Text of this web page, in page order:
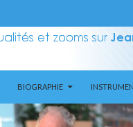
BIOGRAPHIE